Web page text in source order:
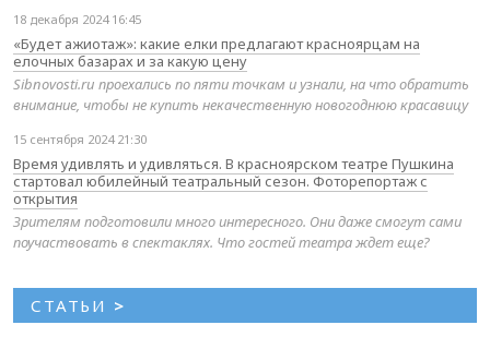
18 декабря 2024 16:45
«Будет ажиотаж»: какие елки предлагают красноярцам на
елочных базарах и за какую цену
Sibnovosti.ru проехались по пяти точкам и узнали, на что обратить
внимание, чтобы не купить некачественную новогоднюю красавицу
15 сентября 2024 21:30
Время удивлять и удивляться. В красноярском театре Пушкина
стартовал юбилейный театральный сезон. Фоторепортаж с
открытия
Зрителям подготовили много интересного. Они даже смогут сами
поучаствовать в спектаклях. Что гостей театра ждет еще?
СТАТЬИ >